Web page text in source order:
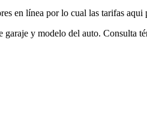
en línea por lo cual las tarifas aqui
garaje y modelo del auto. Consulta